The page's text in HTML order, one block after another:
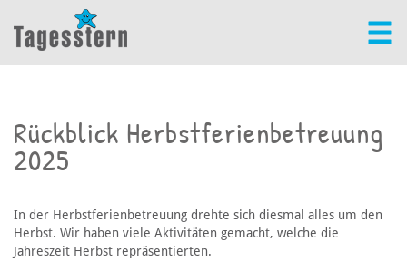
Rückblick Herbstferienbetreuung
2025
In der Herbstferienbetreuung drehte sich diesmal alles um den
Herbst. Wir haben viele Aktivitäten gemacht, welche die
Jahreszeit Herbst repräsentierten.